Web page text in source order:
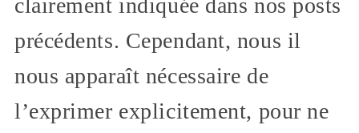
clairement indiquée dans nos posts
précédents. Cependant, nous il
nous apparaît nécessaire de
l’exprimer explicitement, pour ne